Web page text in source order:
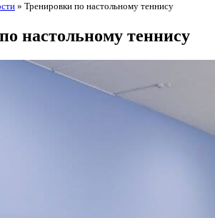
» Тренировки по настольному теннису
настольному теннису